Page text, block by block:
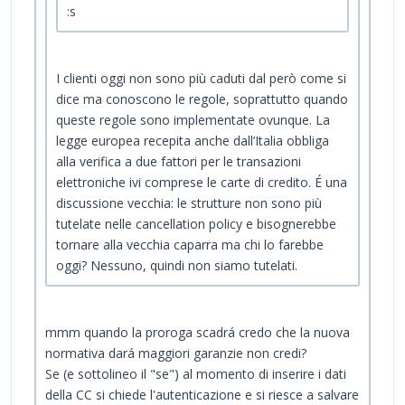
:s
I clienti oggi non sono più caduti dal però come si
dice ma conoscono le regole, soprattutto quando
queste regole sono implementate ovunque. La
legge europea recepita anche dall’Italia obbliga
alla verifica a due fattori per le transazioni
elettroniche ivi comprese le carte di credito. É una
discussione vecchia: le strutture non sono più
tutelate nelle cancellation policy e bisognerebbe
tornare alla vecchia caparra ma chi lo farebbe
oggi? Nessuno, quindi non siamo tutelati.
mmm quando la proroga scadrá credo che la nuova
normativa dará maggiori garanzie non credi?
Se (e sottolineo il "se") al momento di inserire i dati
della CC si chiede l'autenticazione e si riesce a salvare